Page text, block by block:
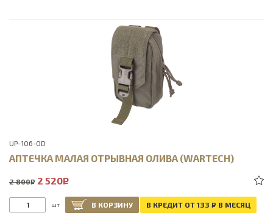
UP-106-OD
АПТЕЧКА МАЛАЯ ОТРЫВНАЯ ОЛИВА (WARTECH)
2 800Р 2 520Р
шт В КОРЗИНУ В КРЕДИТ ОТ 133 Р В МЕСЯЦ